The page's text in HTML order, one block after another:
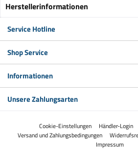
Herstellerinformationen
Service Hotline
Shop Service
Informationen
Unsere Zahlungsarten
Cookie-Einstellungen Händler-Login
Versand und Zahlungsbedingungen
Impressum